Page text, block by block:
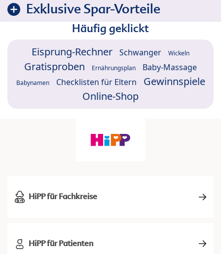
Exklusive Spar-Vorteile
Häufig geklickt
Eisprung-Rechner Schwanger Wickeln
Gratisproben Ernährungsplan Baby-Massage
Babynamen Checklisten für Eltern
Gewinnspiele
Online-Shop
HiPP für Fachkreise
HiPP für Patienten